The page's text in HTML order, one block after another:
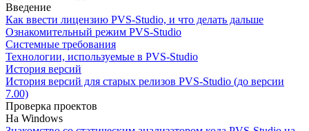
Введение
Как ввести лицензию PVS-Studio, и что делать дальше
Ознакомительный режим PVS-Studio
Системные требования
Технологии, используемые в PVS-Studio
История версий
История версий для старых релизов PVS-Studio (до версии
7.00)
Проверка проектов
На Windows